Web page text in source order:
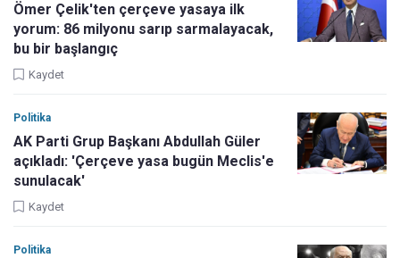
Ömer Çelik'ten çerçeve yasaya ilk
yorum: 86 milyonu sarıp sarmalayacak,
bu bir başlangıç
Kaydet
Politika
AK Parti Grup Başkanı Abdullah Güler
açıkladı: 'Çerçeve yasa bugün Meclis'e
sunulacak'
Kaydet
Politika